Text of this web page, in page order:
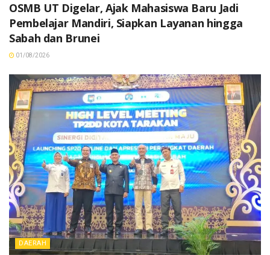
OSMB UT Digelar, Ajak Mahasiswa Baru Jadi
Pembelajar Mandiri, Siapkan Layanan hingga
Sabah dan Brunei
01/08/2026
DAERAH